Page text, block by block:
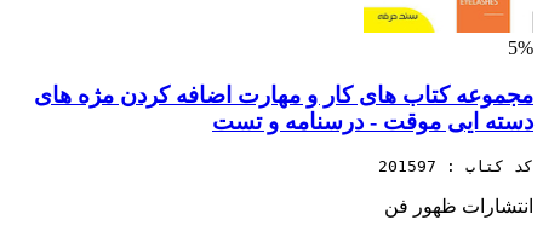
5%
مجموعه کتاب های کار و مهارت اضافه کردن مژه های
دسته ایی موقت - درسنامه و تست
کد کتاب : 201597
انتشارات ظهور فن